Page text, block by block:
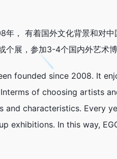
年， 有着国外文化背景和对
个展，参加3-4个国内外艺术
founded since 2008. It
of choosing artists
and characteristics. Every
exhibitions. In this way,